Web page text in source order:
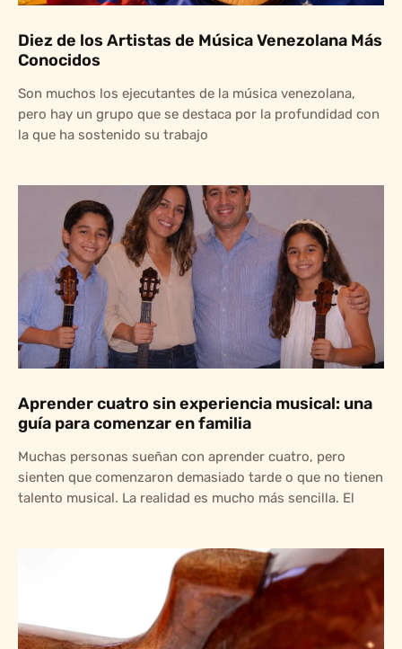
Diez de los Artistas de Música Venezolana Más
Conocidos
Son muchos los ejecutantes de la música venezolana,
pero hay un grupo que se destaca por la profundidad con
la que ha sostenido su trabajo
Aprender cuatro sin experiencia musical: una
guía para comenzar en familia
Muchas personas sueñan con aprender cuatro, pero
sienten que comenzaron demasiado tarde o que no tienen
talento musical. La realidad es mucho más sencilla. El